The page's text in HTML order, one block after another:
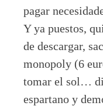
pagar
Y ya puestos,
de descargar,
monopoly (6
tomar el sol…
espartano y